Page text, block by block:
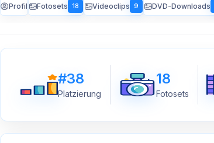
Profil Fotosets 18 Videoclips 9 DVD-Downloads
#38
Platzierung
18
Fotosets